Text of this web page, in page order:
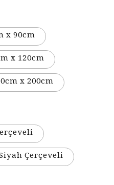
x 90cm
x 120cm
x 200cm
Çerçeveli